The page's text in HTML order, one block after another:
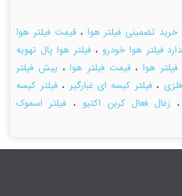
خرید تضمینی فیلتر هوا ،قیمت فیلتر هوا
فیلتر هوا خودرو ، فیلتر هوا پال تهویه
فیلتر هوا،قیمت فیلتر هوا، پیش فیلتر
،فیلتر کیسه ای غبارگیر،فیلتر کیسه
زغال فعال کربن اکتیو ، فیلتر اسموک